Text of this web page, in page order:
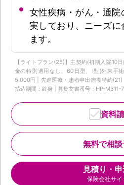
女性疾病・がん・通
実しており、ニーズ
ます。
【ライトプラン(25)】主契約(初期入院10
金の特則適用なし、60日型、I型(外来手
5,000円 | 先進医療・患者申出療養特約
払込期間：終身 | 募集文書番号：HP-
無料で相
資料
見積り・
保険会社サイ